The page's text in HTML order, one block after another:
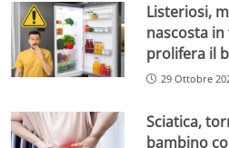
Listeriosi,
nascosta
prolifera il
29 Ottobre
Sciatica,
bambino